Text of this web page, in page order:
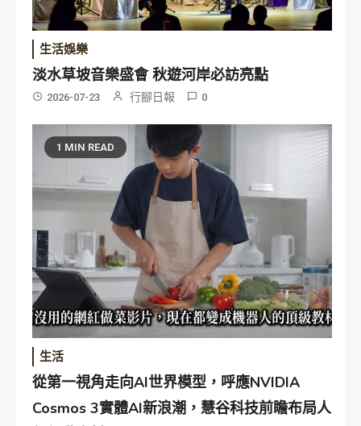
生活娛樂
淡水草坡音樂盛會 秋遊河岸必訪亮點
2026-07-23 行腳日報 0
1 MIN READ
生活
從第一視角走向AI世界模型，呼應NVIDIA
Cosmos 3實體AI新浪潮，慧谷科技前瞻布局人